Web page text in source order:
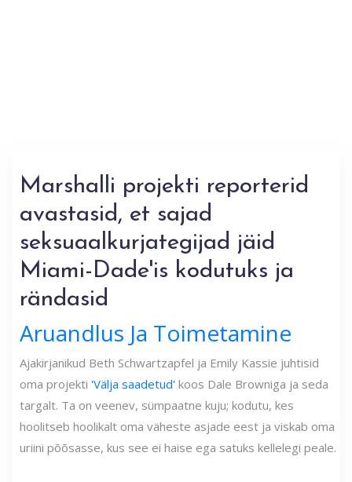
Marshalli projekti reporterid
avastasid, et sajad
seksuaalkurjategijad jäid
Miami-Dade'is kodutuks ja
rändasid
Aruandlus Ja Toimetamine
Ajakirjanikud Beth Schwartzapfel ja Emily Kassie juhtisid
oma projekti 'Välja saadetud' koos Dale Browniga ja seda
targalt. Ta on veenev, sümpaatne kuju; kodutu, kes
hoolitseb hoolikalt oma väheste asjade eest ja viskab oma
uriini põõsasse, kus see ei haise ega satuks kellelegi peale.